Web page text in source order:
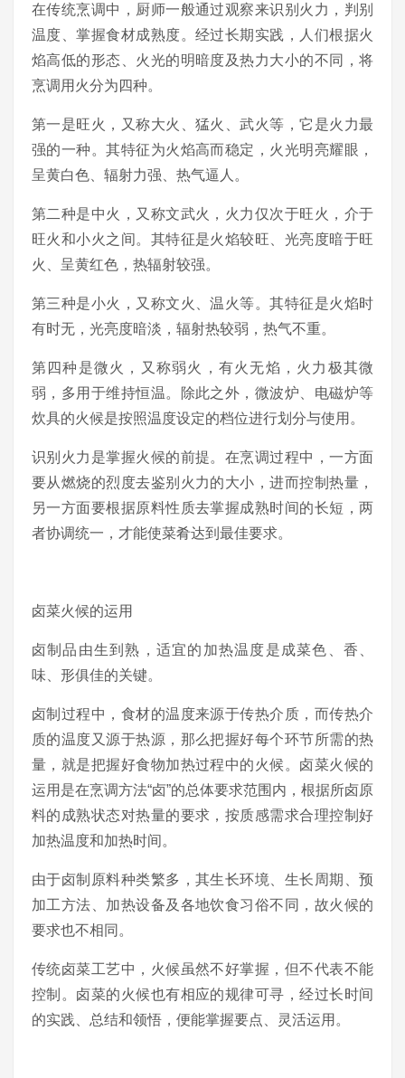
在传统烹调中，厨师一般通过观察来识别火力，判别
温度、掌握食材成熟度。经过长期实践，人们根据火
焰高低的形态、火光的明暗度及热力大小的不同，将
烹调用火分为四种。
第一是旺火，又称大火、猛火、武火等，它是火力最
强的一种。其特征为火焰高而稳定，火光明亮耀眼，
呈黄白色、辐射力强、热气逼人。
第二种是中火，又称文武火，火力仅次于旺火，介于
旺火和小火之间。其特征是火焰较旺、光亮度暗于旺
火、呈黄红色，热辐射较强。
第三种是小火，又称文火、温火等。其特征是火焰时
有时无，光亮度暗淡，辐射热较弱，热气不重。
第四种是微火，又称弱火，有火无焰，火力极其微
弱，多用于维持恒温。除此之外，微波炉、电磁炉等
炊具的火候是按照温度设定的档位进行划分与使用。
识别火力是掌握火候的前提。在烹调过程中，一方面
要从燃烧的烈度去鉴别火力的大小，进而控制热量，
另一方面要根据原料性质去掌握成熟时间的长短，两
者协调统一，才能使菜肴达到最佳要求。
卤菜火候的运用
卤制品由生到熟，适宜的加热温度是成菜色、香、
味、形俱佳的关键。
卤制过程中，食材的温度来源于传热介质，而传热介
质的温度又源于热源，那么把握好每个环节所需的热
量，就是把握好食物加热过程中的火候。卤菜火候的
运用是在烹调方法“卤”的总体要求范围内，根据所卤原
料的成熟状态对热量的要求，按质感需求合理控制好
加热温度和加热时间。
由于卤制原料种类繁多，其生长环境、生长周期、预
加工方法、加热设备及各地饮食习俗不同，故火候的
要求也不相同。
传统卤菜工艺中，火候虽然不好掌握，但不代表不能
控制。卤菜的火候也有相应的规律可寻，经过长时间
的实践、总结和领悟，便能掌握要点、灵活运用。